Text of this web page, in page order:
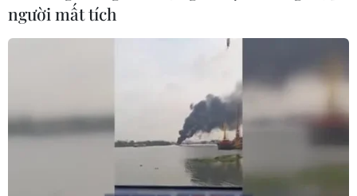
Xúc động lễ khai giảng tại TH
School, ngôi trường hạnh phúc
Cơ sở vật chất hiện đại với sắc hồng chủ đạo, nằm
người mất tích